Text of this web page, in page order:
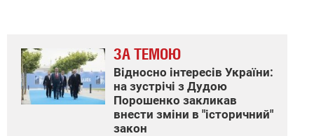
ЗА ТЕМОЮ
Відносно інтересів України:
на зустрічі з Дудою
Порошенко закликав
внести зміни в "історичний"
закон